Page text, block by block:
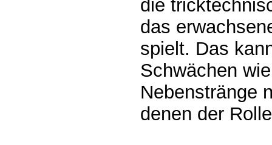
die
das
spielt. Das
Schwächen
Nebenstränge
denen der